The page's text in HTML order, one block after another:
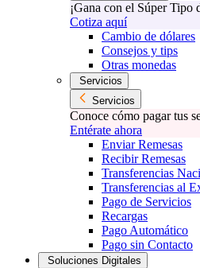
¡Gana con el Súper Tipo
Cotiza aquí
Cambio de dólares
Consejos y tips
Otras monedas
Servicios
Servicios
Conoce cómo pagar tus
Entérate ahora
Enviar Remesas
Recibir Remesas
Transferencias
Transferencias al
Pago de Servicios
Recargas
Pago Automático
Pago sin Contacto
Soluciones Digitales